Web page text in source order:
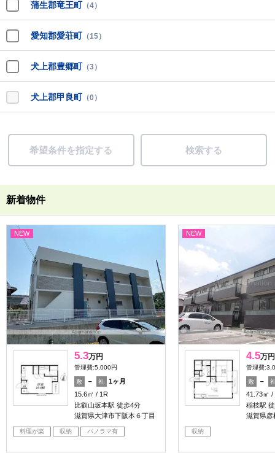
蒲生郡竜王町 （4）
愛知郡愛荘町 （15）
犬上郡豊郷町 （3）
犬上郡甲良町 （0）
希望条件を指定する 検索する
新着物件
NEW
5.3万円
管理費:5,000円
敷 － 礼
1ヶ月
15.6㎡
1R
比叡山坂本駅 徒歩4分
滋賀県大津市下阪本６丁目
料理が楽 収納 パノラマ有
NEW
4.5万円
管理費
敷 －
41.73㎡
稲枝駅
滋賀県彦
収納